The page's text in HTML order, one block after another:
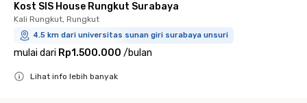
Kost SIS House Rungkut Surabaya
Kali Rungkut, Rungkut
4.5 km dari universitas sunan giri surabaya unsuri
mulai dari Rp1.500.000 /bulan
Lihat info lebih banyak